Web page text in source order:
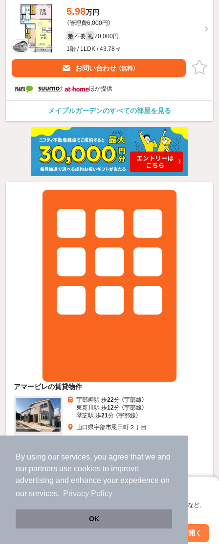
By using our services, you agree that we and
our partners use cookies to improve
advertising and enhance your experience on
our services.
Privacy Policy
OK
アプリに切り替えて、サクサクお部屋探し
会員登録なしですぐ使える。マップ検索やお気に入り保存など、
アプリを開く
5.98万円
（管理費6,000円）
敷 不要 礼 70,000円
1階 / 1LDK / 43.78㎡
お問い合わせ （無料）
ほか提供
メイプルガーデンのすべての部屋を見る
アマービレの賃貸物件
宇部岬駅 歩22分 （宇部線）
東新川駅 歩12分 （宇部線）
琴芝駅 歩21分 （宇部線）
山口県宇部市恩田町２丁目
駐車場あり 駐輪場あり 宅配ボックス
5.9万円
（管理費2,800円）
2階 / 1LDK / 52.37㎡
絞り込み条件を変更